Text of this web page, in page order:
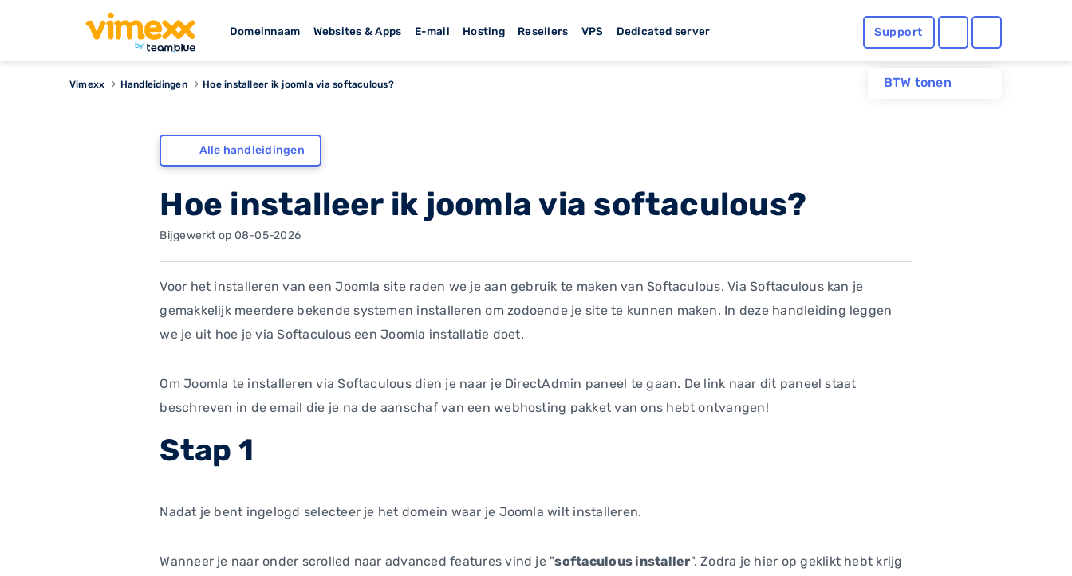
Domeinnaam Websites & Apps E-mail Hosting Resellers VPS Dedicated server Support
BTW tonen
Vimexx Handleidingen Hoe installeer ik joomla via softaculous?
Alle handleidingen
Hoe installeer ik joomla via softaculous?
Bijgewerkt op 08-05-2026
Voor het installeren van een Joomla site raden we je aan gebruik te maken van Softaculous. Via Softaculous kan je
gemakkelijk meerdere bekende systemen installeren om zodoende je site te kunnen maken. In deze handleiding leggen
we je uit hoe je via Softaculous een Joomla installatie doet.
Om Joomla te installeren via Softaculous dien je naar je DirectAdmin paneel te gaan. De link naar dit paneel staat
beschreven in de email die je na de aanschaf van een webhosting pakket van ons hebt ontvangen!
Stap 1
Nadat je bent ingelogd selecteer je het domein waar je Joomla wilt installeren.
Wanneer je naar onder scrolled naar advanced features vind je "softaculous installer". Zodra je hier op geklikt hebt krijg